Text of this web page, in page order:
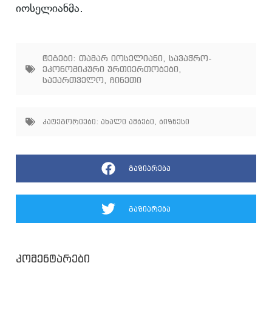
იოსელიანმა.
ტეგები: თამარ იოსელიანი
სავაჭრო-
ეკონომიკური ურთიერთობები
საქართველო
ჩინეთი
კატეგორიები: ახალი ამბები , ბიზნესი
გაზიარება
გაზიარება
კომენტარები